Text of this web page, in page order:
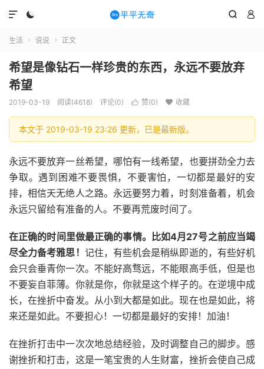
  

生活  说说  正文
希望是像钻石一样珍贵的东西，永远不要放弃
希望
2019-03-19 阅读(4618) 评论(0)  赞(0)  收藏
本文于 2019-03-19 23:26 更新，已是最新版。
永远不要放弃一丝希望，哪怕有一线希望，也要拼劲全力去
争取。遇到困难不要畏惧，不要害怕，一切都是最好的安
排，相信天无绝人之路。永远要努力着，时刻准备着，机会
永远只留给有准备的人。不要再荒废时间了。
在正确的时间里做最正确的事情。比如4月27号之前应当竭
尽全力备考雅思！ 记住，有些机会是稍纵即逝的，有些好机
会只会垂青你一次。不能好高骛远，不能眼高手低，但是也
不要妄自菲薄。你就是你，你就是这个样子的。在逆境中成
长，在挫折中奋发。从小到大都是如此。现在也是如此，将
来还是如此。不要担心！一切都是最好的安排！加油！
在挫折打击中一次次地总结经验，及时调整自己的脚步。感
谢挫折和打击，这是一笔宝贵的人生财富，挫折会使自己成